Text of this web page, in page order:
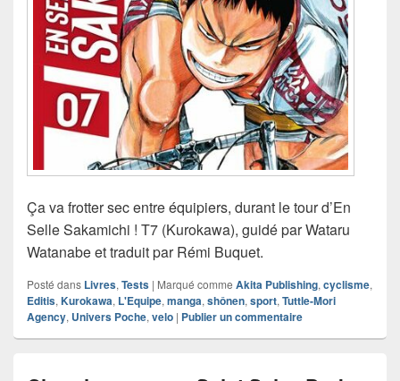
Ça va frotter sec entre équipiers, durant le tour d’En
Selle Sakamichi ! T7 (Kurokawa), guidé par Wataru
Watanabe et traduit par Rémi Buquet.
Posté dans Livres, Tests | Marqué comme Akita Publishing, cyclisme,
Editis, Kurokawa, L'Equipe, manga, shônen, sport, Tuttle-Mori
Agency, Univers Poche, velo | Publier un commentaire